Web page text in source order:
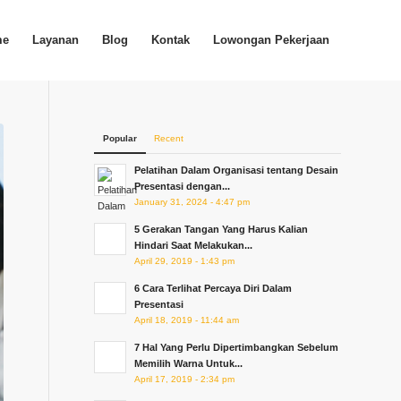
Layanan Blog Kontak Lowongan Pekerjaan
Popular Recent
Pelatihan Dalam Organisasi tentang Desain
Presentasi dengan...
January 31, 2024 - 4:47 pm
5 Gerakan Tangan Yang Harus Kalian
Hindari Saat Melakukan...
April 29, 2019 - 1:43 pm
6 Cara Terlihat Percaya Diri Dalam
Presentasi
April 18, 2019 - 11:44 am
7 Hal Yang Perlu Dipertimbangkan Sebelum
Memilih Warna Untuk...
April 17, 2019 - 2:34 pm